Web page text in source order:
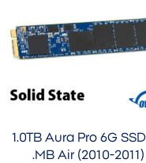
1.0TB Aura Pro 6G
MB Air (2010-2011).